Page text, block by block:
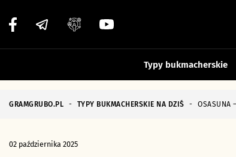
Typy bukmacherskie
GRAMGRUBO.PL - TYPY BUKMACHERSKIE NA DZIŚ - OSASUNA
02 października 2025